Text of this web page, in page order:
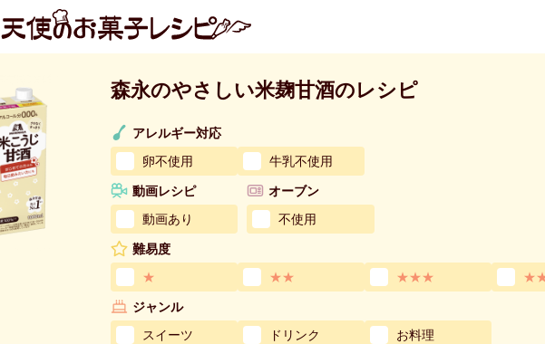
森永のやさしい米麹甘酒のレシピ
アレルギー対応
卵不使用
牛乳不使用
動画レシピ
動画あり
オーブン
不使用
難易度
★
★★ ★★★
ジャンル
スイーツ
ドリンク お料理